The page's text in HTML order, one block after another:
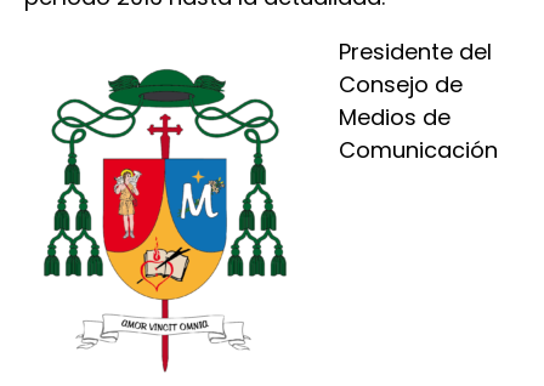
Presidente del
Consejo de
Medios de
Comunicación